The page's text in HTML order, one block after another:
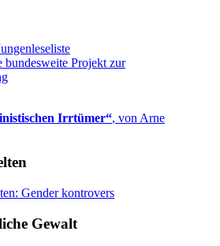
bundesweite Projekt zur
Irrtümer“, von Arne
Gewalt